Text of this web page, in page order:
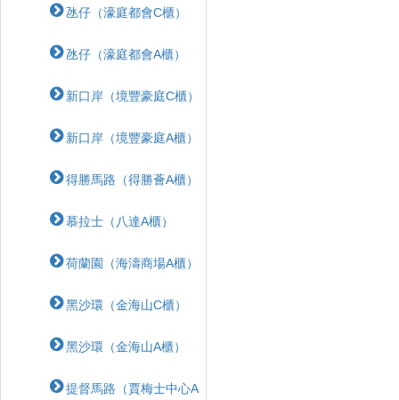
氹仔（濠庭都會C櫃）
氹仔（濠庭都會A櫃）
新口岸（境豐豪庭C櫃）
新口岸（境豐豪庭A櫃）
得勝馬路（得勝薈A櫃）
慕拉士（八達A櫃）
荷蘭園（海濤商場A櫃）
黑沙環（金海山C櫃）
黑沙環（金海山A櫃）
提督馬路（賈梅士中心A